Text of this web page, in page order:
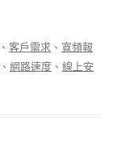
、 客戶需求 、 寬頻報
、 網路速度 、 線上安